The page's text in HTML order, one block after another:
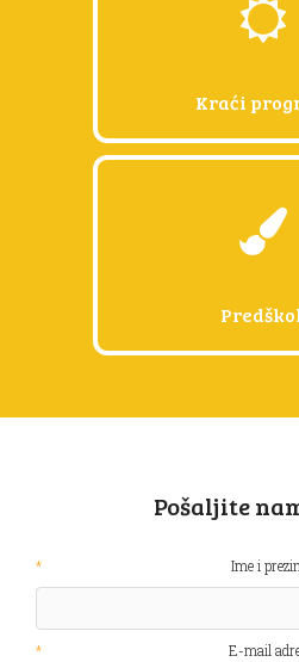
Kraći
Pošaljite
Ime i
E-mail